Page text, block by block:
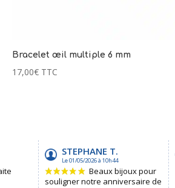
Bracelet œil multiple 6 mm
17,00€ TTC